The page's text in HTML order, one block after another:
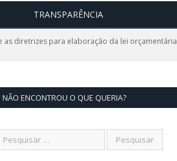
TRANSPARÊNCIA
as diretrizes para elaboração da lei orçamentária
NÃO ENCONTROU O QUE QUERIA?